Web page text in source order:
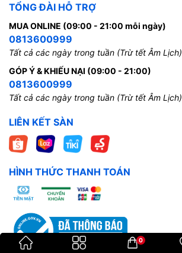
TỔNG ĐÀI HỖ TRỢ
MUA ONLINE (09:00 - 21:00 mỗi ngày)
0813600999
Tất cả các ngày trong tuần (Trừ tết Âm Lịch)
GÓP Ý & KHIẾU NẠI (09:00 - 21:00)
0813600999
Tất cả các ngày trong tuần (Trừ tết Âm Lịch)
LIÊN KẾT SÀN
HÌNH THỨC THANH TOÁN
0